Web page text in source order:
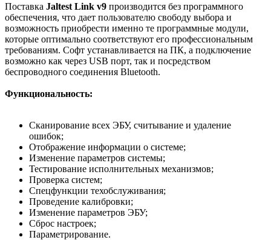
Поставка Jaltest Link v9 производится без программного
обеспечения, что дает пользователю свободу выбора и
возможность приобрести именно те программные модули,
которые оптимально соответствуют его профессиональным
требованиям. Софт устанавливается на ПК, а подключение
возможно как через USB порт, так и посредством
беспроводного соединения Bluetooth.
Функциональность:
Сканирование всех ЭБУ, считывание и удаление
ошибок;
Отображение информации о системе;
Изменение параметров системы;
Тестирование исполнительных механизмов;
Проверка систем;
Спецфункции техобслуживания;
Проведение калибровки;
Изменение параметров ЭБУ;
Сброс настроек;
Параметрирование.